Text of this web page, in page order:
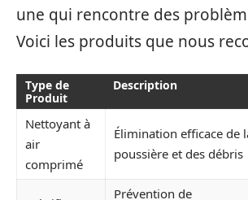
une qui rencontre des
Voici les produits que nous
Type de
Produit
Description
Nettoyant à
air
comprimé
Élimination efficace de
poussière et des débris
Prévention de